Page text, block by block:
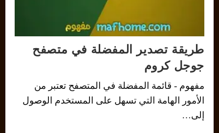
طريقة تصدير المفضلة في متصفح
جوجل كروم
مفهوم - قائمة المفضلة في المتصفح تعتبر من
الأمور الهامة التي تسهل على المستخدم الوصول
إلى…